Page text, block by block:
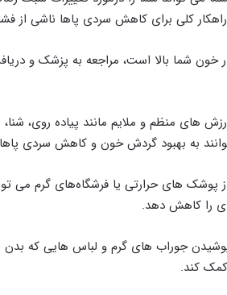
راهکار کلی برای کاهش سردی پاها ناشی از
خون شما بالا است، مراجعه به پزشک و
های منظم و ملایم مانند پیاده روی، شنا،
به بهبود گردش خون و کاهش سردی
پوشک های حرارتی یا فرشگاه‌های گرم می
را کاهش دهد.
جوراب های گرم و لباس هایی که بدن
کند.